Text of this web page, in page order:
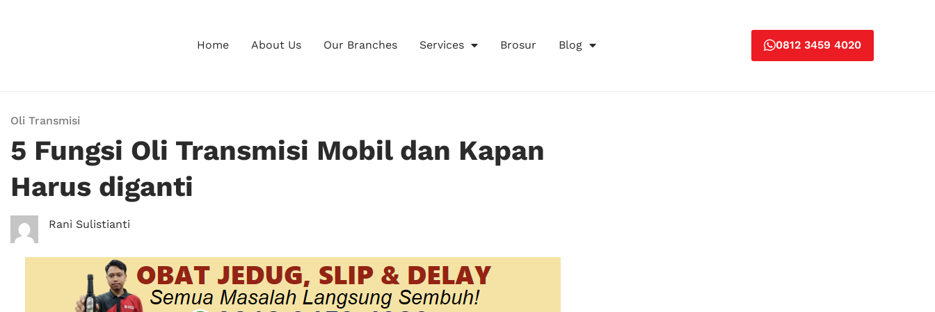
Home About Us Our Branches Services Brosur Blog 0812 3459 4020
Oli Transmisi
5 Fungsi Oli Transmisi Mobil dan Kapan
Harus diganti
Rani Sulistianti